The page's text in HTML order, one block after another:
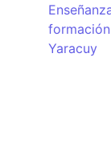
Yaracuy